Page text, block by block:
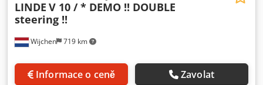
Wijchen 719 km
LINDE V 10 / * DEMO !! DOUBLE
steering !!
Informace o ceně Zavolat